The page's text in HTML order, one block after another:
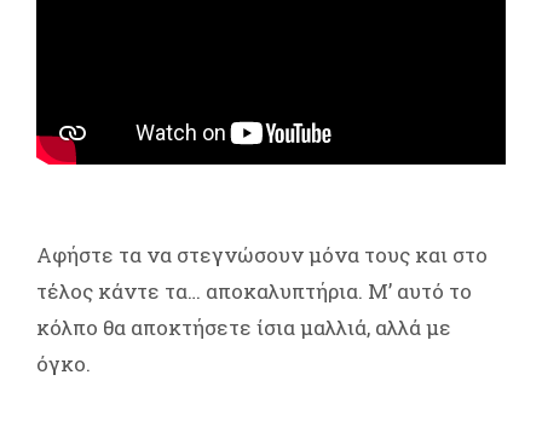
Αφήστε τα να στεγνώσουν μόνα τους και στο
τέλος κάντε τα… αποκαλυπτήρια. Μ’ αυτό το
κόλπο θα αποκτήσετε ίσια μαλλιά, αλλά με
όγκο.